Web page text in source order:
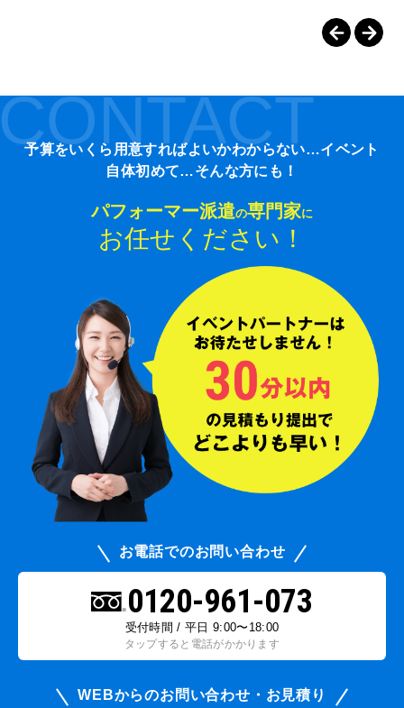
予算をいくら用意すればよいかわからない…イベント
自体初めて…そんな方にも！
パフォーマー派遣の専門家に
お任せください！
お電話でのお問い合わせ
0120-961-073
受付時間 / 平日 9:00〜18:00
タップすると電話がかかります
WEBからのお問い合わせ・お見積り